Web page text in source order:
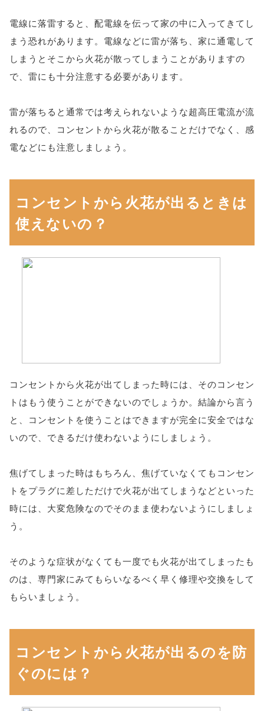
電線に落雷すると、配電線を伝って家の中に入ってきてし
まう恐れがあります。電線などに雷が落ち、家に通電して
しまうとそこから火花が散ってしまうことがありますの
で、雷にも十分注意する必要があります。
雷が落ちると通常では考えられないような超高圧電流が流
れるので、コンセントから火花が散ることだけでなく、感
電などにも注意しましょう。
コンセントから火花が出るときは
使えないの？
コンセントから火花が出てしまった時には、そのコンセン
トはもう使うことができないのでしょうか。結論から言う
と、コンセントを使うことはできますが完全に安全ではな
いので、できるだけ使わないようにしましょう。
焦げてしまった時はもちろん、焦げていなくてもコンセン
トをプラグに差しただけで火花が出てしまうなどといった
時には、大変危険なのでそのまま使わないようにしましょ
う。
そのような症状がなくても一度でも火花が出てしまったも
のは、専門家にみてもらいなるべく早く修理や交換をして
もらいましょう。
コンセントから火花が出るのを防
ぐのには？